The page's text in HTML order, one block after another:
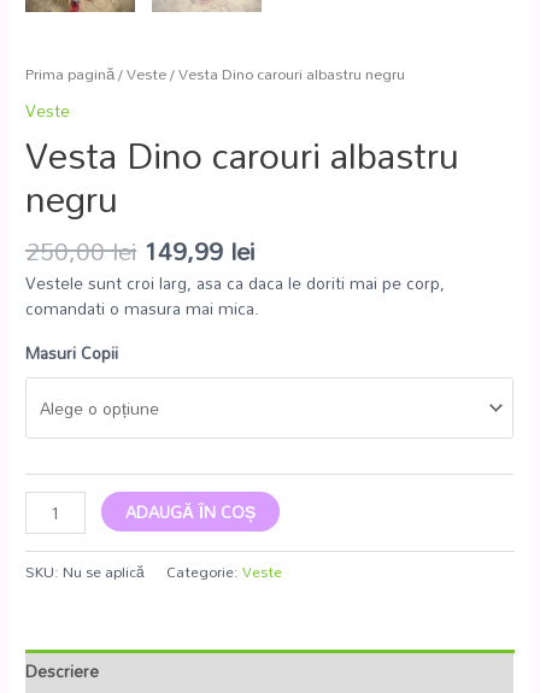
Prima pagină/Veste/ Vesta Dino carouri albastru negru
Veste
Vesta Dino carouri albastru
negru
250,00lei 149,99 lei
Vestele sunt croi larg, asa ca daca le doriti mai pe corp,
comandati o masura mai mica.
Masuri Copii
ADAUGĂ ÎN COȘ
SKU: Nu se aplică Categorie:Veste
Descriere